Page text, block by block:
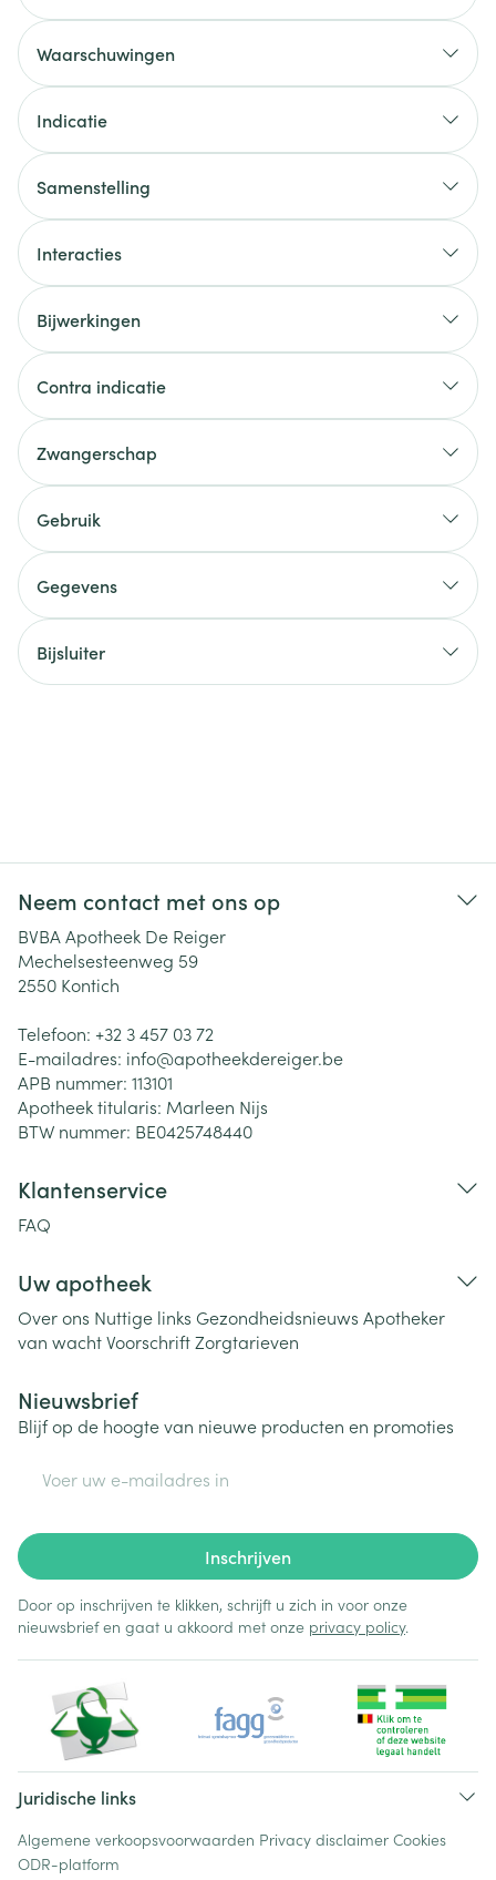
Waarschuwingen
Indicatie
Samenstelling
Interacties
Bijwerkingen
Contra indicatie
Zwangerschap
Gebruik
Gegevens
Bijsluiter
Neem contact met ons op
BVBA Apotheek De Reiger
Mechelsesteenweg 59
2550 Kontich
Telefoon: +32 3 457 03 72
E-mailadres: info@apotheekdereiger.be
APB nummer: 113101
Apotheek titularis: Marleen Nijs
BTW nummer: BE0425748440
Klantenservice
FAQ
Uw apotheek
Over ons Nuttige links Gezondheidsnieuws Apotheker
van wachtVoorschriftZorgtarieven
Nieuwsbrief
Blijf op de hoogte van nieuwe producten en promoties
Inschrijven
Door op inschrijven te klikken, schrijft u zich in voor onze
nieuwsbrief en gaat u akkoord met onze privacy policy.
Juridische links
Algemene verkoopsvoorwaarden Privacy disclaimer Cookies
ODR-platform